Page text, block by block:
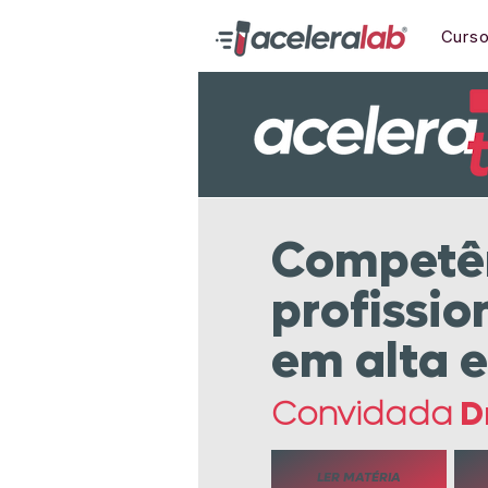
em alta
Convidada
LER MATÉRIA